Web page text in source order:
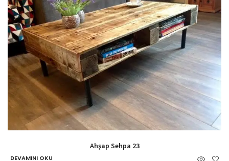
Ahşap Sehpa 23
DEVAMINI OKU